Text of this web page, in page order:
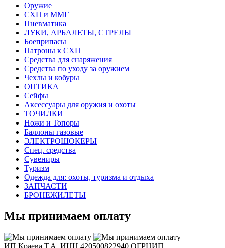
Оружие
СХП и ММГ
Пневматика
ЛУКИ, АРБАЛЕТЫ, СТРЕЛЫ
Боеприпасы
Патроны к СХП
Средства для снаряжения
Средства по уходу за оружием
Чехлы и кобуры
ОПТИКА
Сейфы
Аксессуары для оружия и охоты
ТОЧИЛКИ
Ножи и Топоры
Баллоны газовые
ЭЛЕКТРОШОКЕРЫ
Спец. средства
Сувениры
Туризм
Одежда для: охоты, туризма и отдыха
ЗАПЧАСТИ
БРОНЕЖИЛЕТЫ
Мы принимаем оплату